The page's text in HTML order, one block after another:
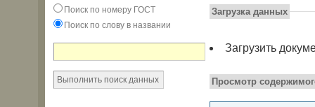
Загрузка данных
Загрузить
Просмотр
Поиск по номеру ГОСТ
Поиск по слову в названии